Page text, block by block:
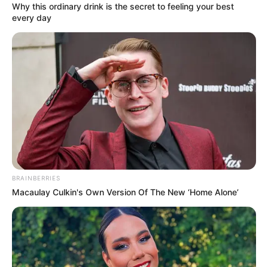
Why this ordinary drink is the secret to feeling your best
every day
BRAINBERRIES
Macaulay Culkin's Own Version Of The New ‘Home Alone’